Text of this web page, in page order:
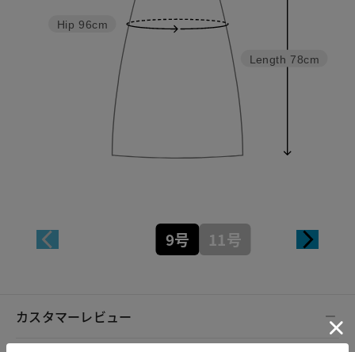
Length 78cm
Hip 96cm
9号 11号
カスタマーレビュー